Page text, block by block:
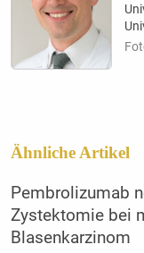
Ähnliche Artikel
Pembrolizumab
Zystektomie bei
Blasenkarzinom